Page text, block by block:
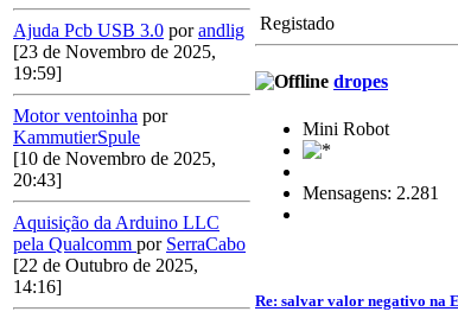
Ajuda Pcb USB 3.0 porandlig
[23 de Novembro de 2025,
19:59]
Motor ventoinha por
KammutierSpule
[10 de Novembro de 2025,
20:43]
Aquisição da Arduino LLC
pela Qualcomm por SerraCabo
[22 de Outubro de 2025,
14:16]
Registado
dropes
Mini Robot
Mensagens: 2.281
Re: salvar valor negativo na